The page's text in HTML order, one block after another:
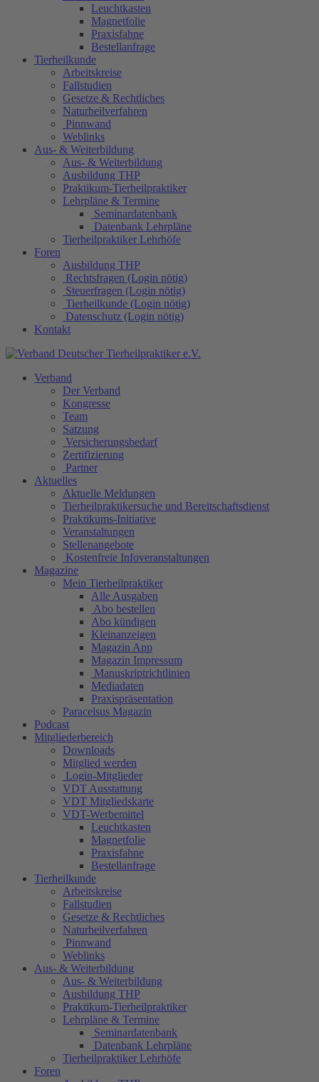
Leuchtkasten
Magnetfolie
Praxisfahne
Bestellanfrage
Tierheilkunde
Arbeitskreise
Fallstudien
Gesetze & Rechtliches
Naturheilverfahren
Pinnwand
Weblinks
Aus- & Weiterbildung
Aus- & Weiterbildung
Ausbildung THP
Praktikum-Tierheilpraktiker
Lehrpläne & Termine
Seminardatenbank
Datenbank Lehrpläne
Tierheilpraktiker Lehrhöfe
Foren
Ausbildung THP
Rechtsfragen (Login nötig)
Steuerfragen (Login nötig)
Tierheilkunde (Login nötig)
Datenschutz (Login nötig)
Kontakt
Verband
Der Verband
Kongresse
Team
Satzung
Versicherungsbedarf
Zertifizierung
Partner
Aktuelles
Aktuelle Meldungen
Tierheilpraktikersuche und Bereitschaftsdienst
Praktikums-Initiative
Veranstaltungen
Stellenangebote
Kostenfreie Infoveranstaltungen
Magazine
Mein Tierheilpraktiker
Alle Ausgaben
Abo bestellen
Abo kündigen
Kleinanzeigen
Magazin App
Magazin Impressum
Manuskriptrichtlinien
Mediadaten
Praxispräsentation
Paracelsus Magazin
Podcast
Mitgliederbereich
Downloads
Mitglied werden
Login-Mitglieder
VDT Ausstattung
VDT Mitgliedskarte
VDT-Werbemittel
Leuchtkasten
Magnetfolie
Praxisfahne
Bestellanfrage
Tierheilkunde
Arbeitskreise
Fallstudien
Gesetze & Rechtliches
Naturheilverfahren
Pinnwand
Weblinks
Aus- & Weiterbildung
Aus- & Weiterbildung
Ausbildung THP
Praktikum-Tierheilpraktiker
Lehrpläne & Termine
Seminardatenbank
Datenbank Lehrpläne
Tierheilpraktiker Lehrhöfe
Foren